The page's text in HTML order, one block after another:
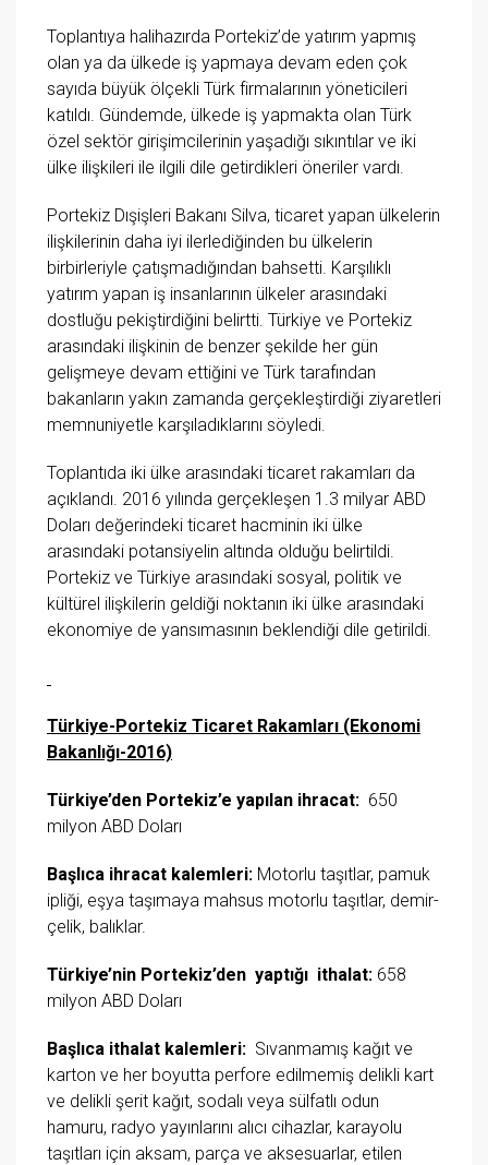
Toplantıya halihazırda Portekiz’de yatırım yapmış
olan ya da ülkede iş yapmaya devam eden çok
sayıda büyük ölçekli Türk firmalarının yöneticileri
katıldı. Gündemde, ülkede iş yapmakta olan Türk
özel sektör girişimcilerinin yaşadığı sıkıntılar ve iki
ülke ilişkileri ile ilgili dile getirdikleri öneriler vardı.
Portekiz Dışişleri Bakanı Silva, ticaret yapan ülkelerin
ilişkilerinin daha iyi ilerlediğinden bu ülkelerin
birbirleriyle çatışmadığından bahsetti. Karşılıklı
yatırım yapan iş insanlarının ülkeler arasındaki
dostluğu pekiştirdiğini belirtti. Türkiye ve Portekiz
arasındaki ilişkinin de benzer şekilde her gün
gelişmeye devam ettiğini ve Türk tarafından
bakanların yakın zamanda gerçekleştirdiği ziyaretleri
memnuniyetle karşıladıklarını söyledi.
Toplantıda iki ülke arasındaki ticaret rakamları da
açıklandı. 2016 yılında gerçekleşen 1.3 milyar ABD
Doları değerindeki ticaret hacminin iki ülke
arasındaki potansiyelin altında olduğu belirtildi.
Portekiz ve Türkiye arasındaki sosyal, politik ve
kültürel ilişkilerin geldiği noktanın iki ülke arasındaki
ekonomiye de yansımasının beklendiği dile getirildi.
Türkiye-Portekiz Ticaret Rakamları (Ekonomi
Bakanlığı-2016)
Türkiye’den Portekiz’e yapılan ihracat: 650
milyon ABD Doları
Başlıca ihracat kalemleri: Motorlu taşıtlar, pamuk
ipliği, eşya taşımaya mahsus motorlu taşıtlar, demir-
çelik, balıklar.
Türkiye’nin Portekiz’den yaptığı ithalat: 658
milyon ABD Doları
Başlıca ithalat kalemleri: Sıvanmamış kağıt ve
karton ve her boyutta perfore edilmemiş delikli kart
ve delikli şerit kağıt, sodalı veya sülfatlı odun
hamuru, radyo yayınlarını alıcı cihazlar, karayolu
taşıtları için aksam, parça ve aksesuarlar, etilen